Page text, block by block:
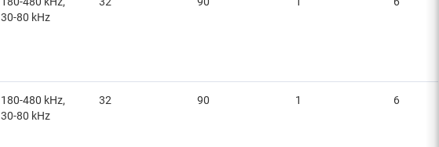
30-80 kHz
180-480 kHz,
30-80 kHz
32 90 1 6